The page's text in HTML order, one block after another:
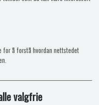
for å forstå hvordan nettstedet
valgfrie